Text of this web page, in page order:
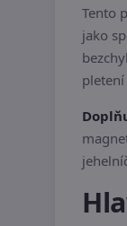
Tento
jako